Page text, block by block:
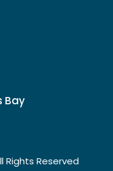
Bay
Rights Reserved